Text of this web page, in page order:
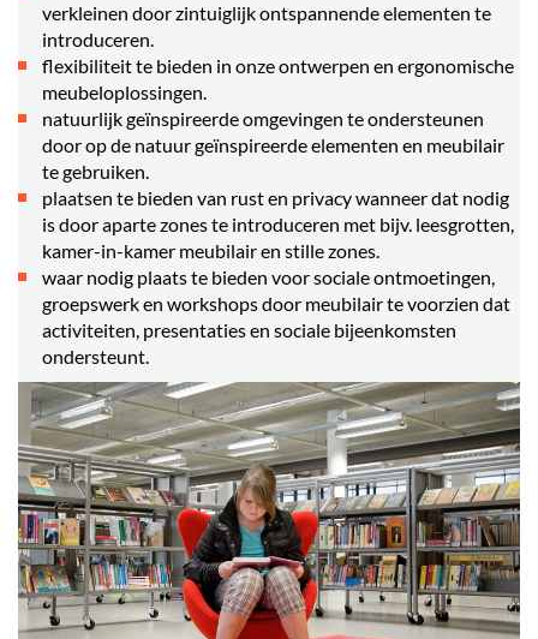
verkleinen door zintuiglijk ontspannende elementen te
introduceren.
flexibiliteit te bieden in onze ontwerpen en ergonomische
meubeloplossingen.
natuurlijk geïnspireerde omgevingen te ondersteunen
door op de natuur geïnspireerde elementen en meubilair
te gebruiken.
plaatsen te bieden van rust en privacy wanneer dat nodig
is door aparte zones te introduceren met bijv. leesgrotten,
kamer-in-kamer meubilair en stille zones.
waar nodig plaats te bieden voor sociale ontmoetingen,
groepswerk en workshops door meubilair te voorzien dat
activiteiten, presentaties en sociale bijeenkomsten
ondersteunt.